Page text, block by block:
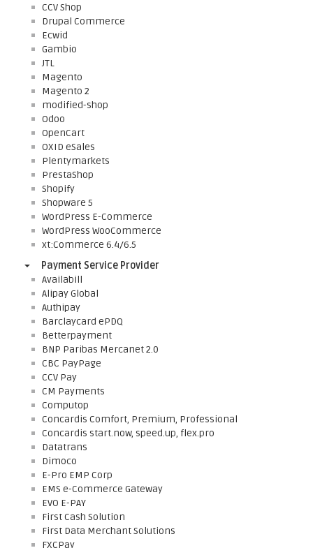
CCV Shop
Drupal Commerce
Ecwid
Gambio
JTL
Magento
Magento 2
modified-shop
Odoo
OpenCart
OXID eSales
Plentymarkets
PrestaShop
Shopify
Shopware 5
WordPress E-Commerce
WordPress WooCommerce
xt:Commerce 6.4/6.5
Payment Service Provider
Availabill
Alipay Global
Authipay
Barclaycard ePDQ
Betterpayment
BNP Paribas Mercanet 2.0
CBC PayPage
CCV Pay
CM Payments
Computop
Concardis Comfort, Premium, Professional
Concardis start.now, speed.up, flex.pro
Datatrans
Dimoco
E-Pro EMP Corp
EMS e-Commerce Gateway
EVO E-PAY
First Cash Solution
First Data Merchant Solutions
FXCPay